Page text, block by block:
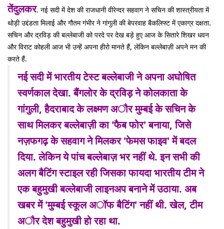
तेंदुलकर. नई सदी में देश की राजधानी वीरेन्दर सहवाग ने सचिन की शास्त्रीयता में
थोड़ी उद्दंडता मिलाई और गौतम गंभीर ने गांगुली की बेपरवाह बैकलिफ्ट में एकाग्र दक्षता.
सचिन और द्रविड़ की बल्लेबाजी को परदे पर देख बड़े हुए आज के सितारे शिखर धवन
और विराट कोहली आज भी उन्हें अपना हीरो मानते हैं, लेकिन बल्लेबाज़ी अपने मन की
करते हैं.
नई सदी में भारतीय टेस्ट बल्लेबाजी ने अपना अघोषित
स्वर्णकाल देखा. बैंगलोर के द्रविड़ ने कोलकाता के
गांगुली, हैदराबाद के लक्ष्मण अौर मुम्बई के सचिन के
साथ मिलकर बल्लेबाज़ी का 'फैब फोर' बनाया, जिसे
नज़फगढ़ के सहवाग ने मिलकर 'फेमस फाइव' में बदल
दिया. लेकिन ये पांच बल्लेबाज़ भर नहीं थे. इन सभी की
अलग बैटिंग स्टाइल रही जिसका फायदा भारतीय टीम ने
एक बहुमुखी बल्लेबाजी लाइनअप बनाने में उठाया. अब
खबर में 'मुम्बई स्कूल अॉफ बैटिंग' नहीं थी. खेल, टीम
अौर देश बहुमुखी हो रहा था.